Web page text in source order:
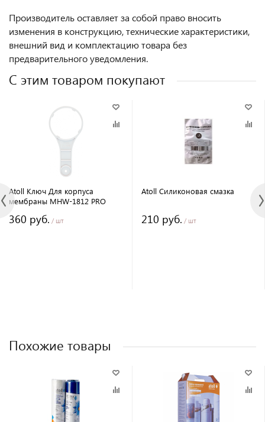
Производитель оставляет за собой право вносить
изменения в конструкцию, технические характеристики,
внешний вид и комплектацию товара без
предварительного уведомления.
С этим товаром покупают
Atoll Ключ Для корпуса
мембраны MHW-1812 PRO
360 руб. / шт
Atoll Силиконовая смазка
210 руб. / шт
Похожие товары